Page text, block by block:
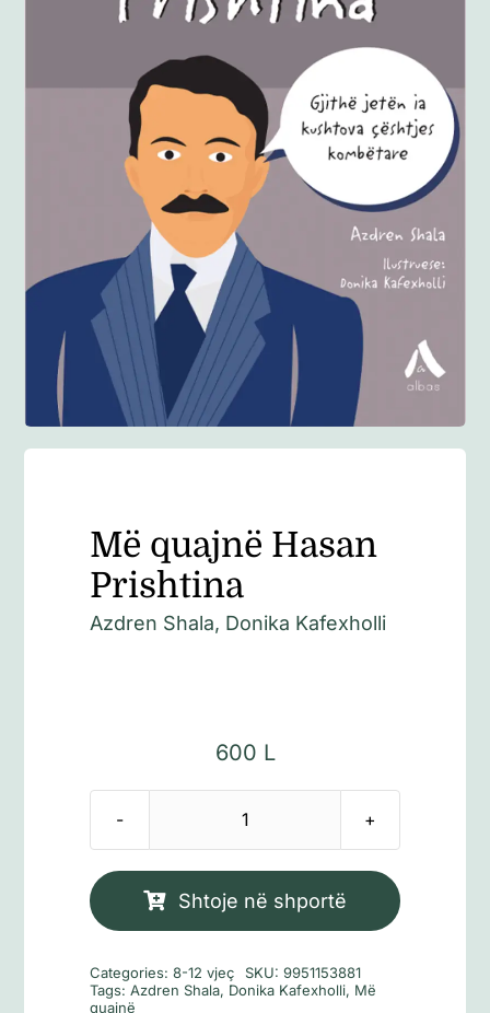
Anglisht
Ditarë
Evente
Blog
Më quajnë Hasan
Prishtina
Azdren Shala, Donika Kafexholli
600 L
Sasi
quajnë
Shtoje në shportë
Categories:8-12 vjeç SKU:9951153881
Tags:Azdren Shala, Donika Kafexholli, Më
quajnë